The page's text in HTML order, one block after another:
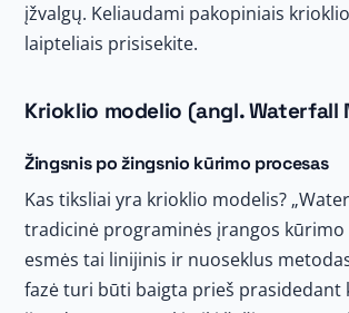
įžvalgų. Keliaudami pakopiniais
laipteliais prisisekite.
Krioklio modelio (angl. Waterfall
Žingsnis po žingsnio kūrimo procesas
Kas tiksliai yra krioklio modelis?
tradicinė programinės įrangos kūrimo
esmės tai linijinis ir nuoseklus
fazė turi būti baigta prieš prasidedant